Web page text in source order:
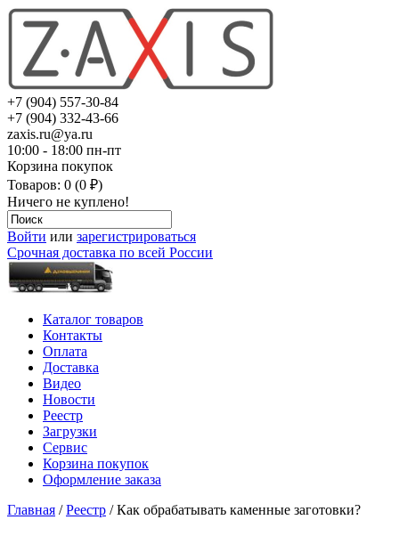
+7 (904) 557-30-84
+7 (904) 332-43-66
zaxis.ru@ya.ru
10:00 - 18:00 пн-пт
Корзина покупок
Товаров: 0 (0 ₽)
Ничего не куплено!
Войти или зарегистрироваться
Срочная доставка по всей России
Каталог товаров
Контакты
Оплата
Доставка
Видео
Новости
Реестр
Загрузки
Сервис
Корзина покупок
Оформление заказа
Главная /Реестр / Как обрабатывать каменные заготовки?